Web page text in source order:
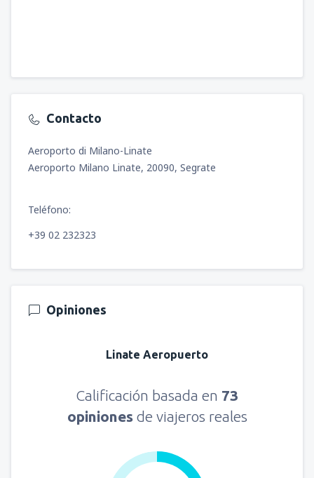
Contacto
Aeroporto di Milano-Linate
Aeroporto Milano Linate, 20090, Segrate
Teléfono:
+39 02 232323
Opiniones
Linate Aeropuerto
Calificación basada en 73
opiniones de viajeros reales